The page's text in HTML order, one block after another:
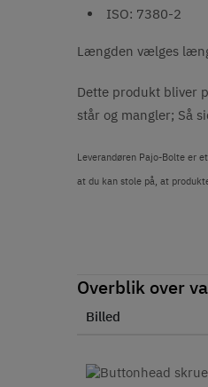
ISO: 7380-2
Længden vælges
Dette produkt bliver
står og mangler; Så
Leverandøren Pajo-Bolte er
at du kan stole på, at
Overblik over
Billed